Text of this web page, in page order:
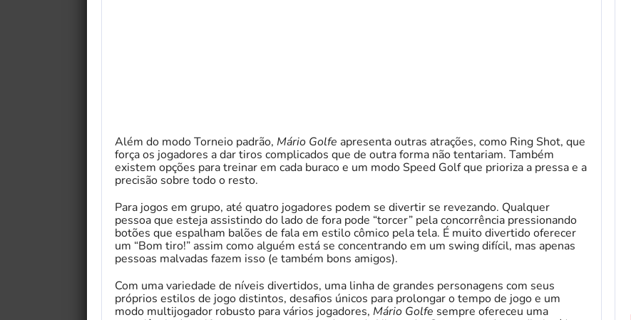
Além do modo Torneio padrão, Mário Golfe apresenta outras atrações, como Ring Shot, que
força os jogadores a dar tiros complicados que de outra forma não tentariam. Também
existem opções para treinar em cada buraco e um modo Speed ​​​​Golf que prioriza a pressa e a
precisão sobre todo o resto.
Para jogos em grupo, até quatro jogadores podem se divertir se revezando. Qualquer
pessoa que esteja assistindo do lado de fora pode “torcer” pela concorrência pressionando
botões que espalham balões de fala em estilo cômico pela tela. É muito divertido oferecer
um “Bom tiro!” assim como alguém está se concentrando em um swing difícil, mas apenas
pessoas malvadas fazem isso (e também bons amigos).
Com uma variedade de níveis divertidos, uma linha de grandes personagens com seus
próprios estilos de jogo distintos, desafios únicos para prolongar o tempo de jogo e um
modo multijogador robusto para vários jogadores, Mário Golfe sempre ofereceu uma